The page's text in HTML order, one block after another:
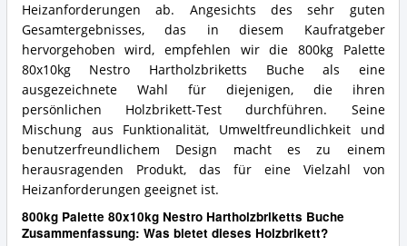
Heizanforderungen ab. Angesichts des sehr guten
Gesamtergebnisses, das in diesem Kaufratgeber
hervorgehoben wird, empfehlen wir die 800kg Palette
80x10kg Nestro Hartholzbriketts Buche als eine
ausgezeichnete Wahl für diejenigen, die ihren
persönlichen Holzbrikett-Test durchführen. Seine
Mischung aus Funktionalität, Umweltfreundlichkeit und
benutzerfreundlichem Design macht es zu einem
herausragenden Produkt, das für eine Vielzahl von
Heizanforderungen geeignet ist.
800kg Palette 80x10kg Nestro Hartholzbriketts Buche
Zusammenfassung: Was bietet dieses Holzbrikett?